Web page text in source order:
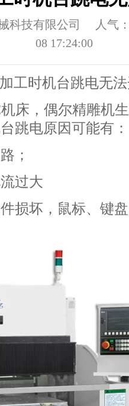
科技有限公司
人气
08 17:24:00
工时机台跳电无
机床，偶尔精雕机
跳电原因可能有：
；
过大
损坏，鼠标、键